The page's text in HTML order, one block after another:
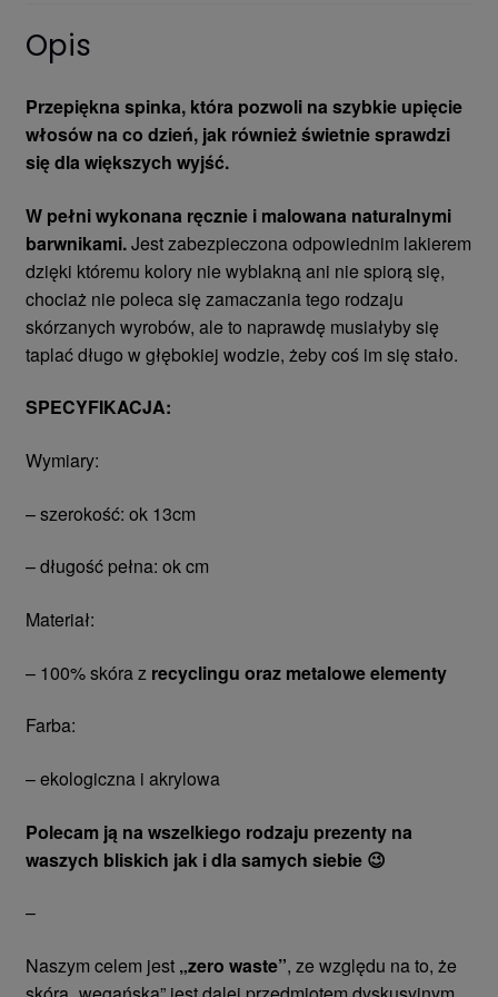
Opis
Przepiękna spinka, która pozwoli na szybkie upięcie
włosów na co dzień, jak również świetnie sprawdzi
się dla większych wyjść.
W pełni wykonana ręcznie i malowana naturalnymi
barwnikami.Jest zabezpieczona odpowiednim lakierem
dzięki któremu kolory nie wyblakną ani nie spiorą się,
chociaż nie poleca się zamaczania tego rodzaju
skórzanych wyrobów, ale to naprawdę musiałyby się
taplać długo w głębokiej wodzie, żeby coś im się stało.
SPECYFIKACJA:
Wymiary:
– szerokość: ok 13cm
– długość pełna: ok cm
Materiał:
– 100% skóra z recyclingu oraz metalowe elementy
Farba:
– ekologiczna i akrylowa
Polecam ją na wszelkiego rodzaju prezenty na
waszych bliskich jak i dla samych siebie 😉
–
Naszym celem jest „zero waste”, ze względu na to, że